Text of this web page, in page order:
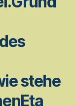
stehe